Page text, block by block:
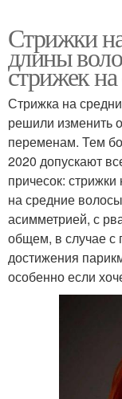
Стрижки
длины
стрижек
Стрижка на
решили изменить
переменам. Тем
2020 допускают
причесок:
на средние
асимметрией, с
общем, в случае с
достижения
особенно если